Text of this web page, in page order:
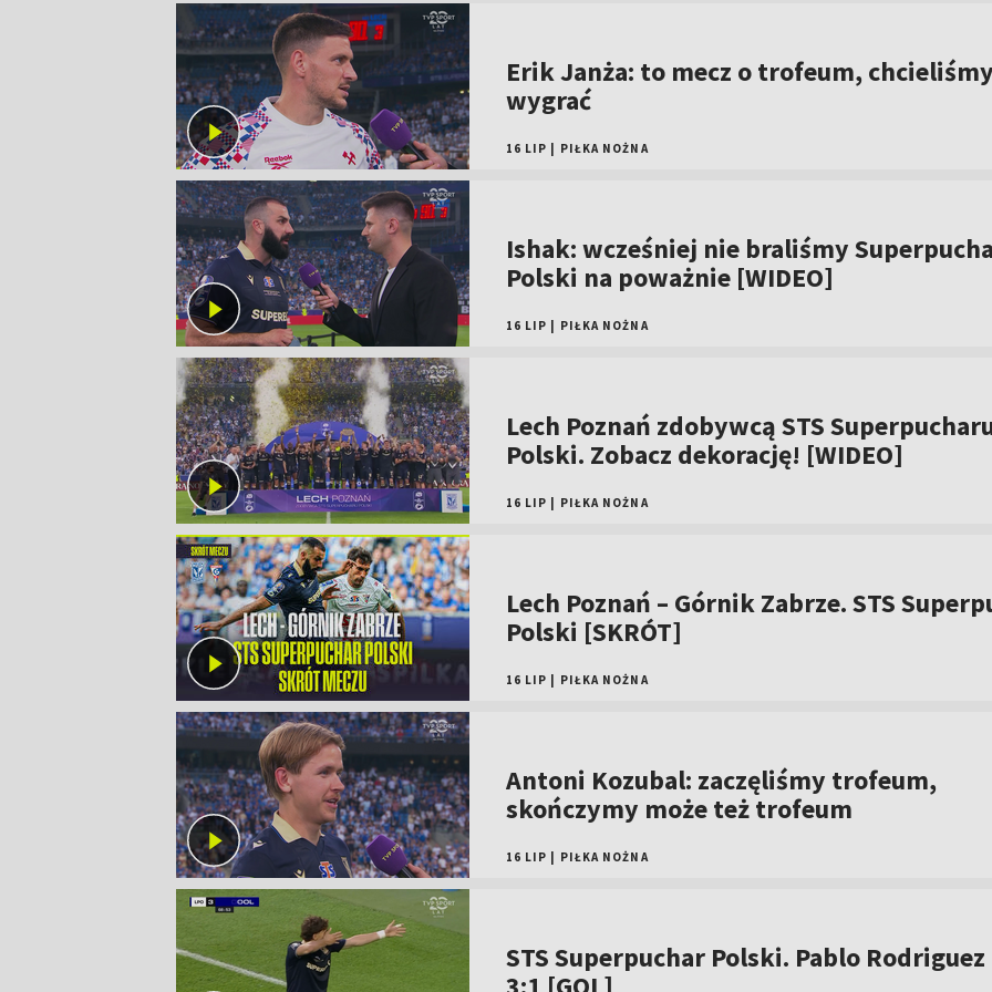
Erik Janża: to mecz o trofeum, chcieliśmy
wygrać
16 LIP PIŁKA NOŻNA
Ishak: wcześniej nie braliśmy
Polski na poważnie [WIDEO]
16 LIP PIŁKA NOŻNA
Lech Poznań zdobywcą STS
Polski. Zobacz dekorację! [WIDEO]
16 LIP PIŁKA NOŻNA
Lech Poznań – Górnik Zabrze. STS
Polski [SKRÓT]
16 LIP PIŁKA NOŻNA
Antoni Kozubal: zaczęliśmy trofeum,
skończymy może też trofeum
16 LIP PIŁKA NOŻNA
STS Superpuchar Polski. Pablo Rodriguez